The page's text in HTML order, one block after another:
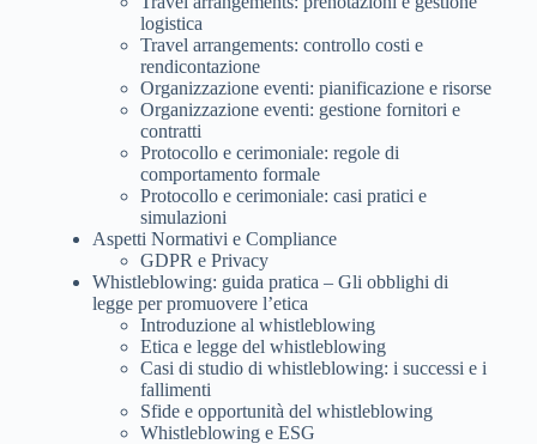
logistica
Travel arrangements: controllo costi e
rendicontazione
Organizzazione eventi: pianificazione e risorse
Organizzazione eventi: gestione fornitori e
contratti
Protocollo e cerimoniale: regole di
comportamento formale
Protocollo e cerimoniale: casi pratici e
simulazioni
Aspetti Normativi e Compliance
GDPR e Privacy
Whistleblowing: guida pratica – Gli obblighi di
legge per promuovere l’etica
Introduzione al whistleblowing
Etica e legge del whistleblowing
Casi di studio di whistleblowing: i successi e i
fallimenti
Sfide e opportunità del whistleblowing
Whistleblowing e ESG